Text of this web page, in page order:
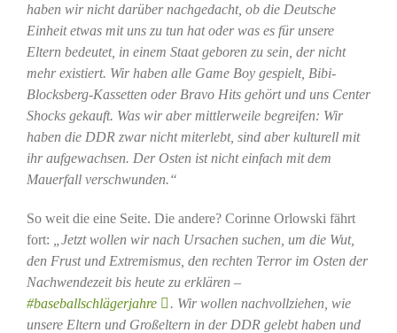
haben wir nicht darüber nachgedacht, ob die Deutsche
Einheit etwas mit uns zu tun hat oder was es für unsere
Eltern bedeutet, in einem Staat geboren zu sein, der nicht
mehr existiert. Wir haben alle Game Boy gespielt, Bibi-
Blocksberg-Kassetten oder Bravo Hits gehört und uns Center
Shocks gekauft. Was wir aber mittlerweile begreifen: Wir
haben die DDR zwar nicht miterlebt, sind aber kulturell mit
ihr aufgewachsen. Der Osten ist nicht einfach mit dem
Mauerfall verschwunden.“
So weit die eine Seite. Die andere? Corinne Orlowski fährt
fort:
„Jetzt wollen wir nach Ursachen suchen, um die Wut,
den Frust und Extremismus, den rechten Terror im Osten der
Nachwendezeit bis heute zu erklären –
#baseballschlägerjahre
. Wir wollen nachvollziehen, wie
unsere Eltern und Großeltern in der DDR gelebt haben und